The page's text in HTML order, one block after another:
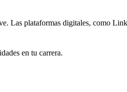
Las plataformas digitales, como
en tu carrera.